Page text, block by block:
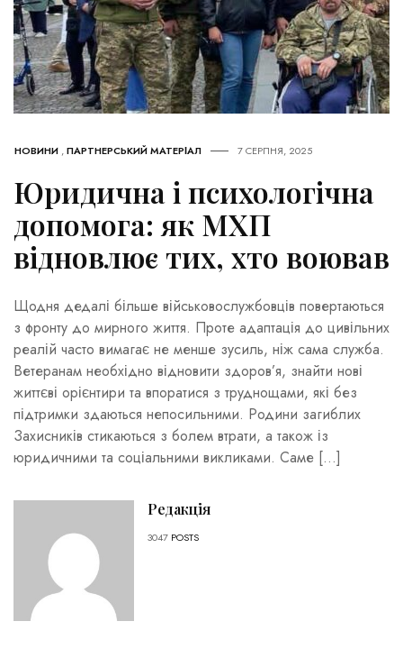
НОВИНИ ,ПАРТНЕРСЬКИЙ МАТЕРІАЛ 7 СЕРПНЯ, 2025
Юридична і психологічна
допомога: як МХП
відновлює тих, хто воював
Щодня дедалі більше військовослужбовців повертаються
з фронту до мирного життя. Проте адаптація до цивільних
реалій часто вимагає не менше зусиль, ніж сама служба.
Ветеранам необхідно відновити здоров’я, знайти нові
життєві орієнтири та впоратися з труднощами, які без
підтримки здаються непосильними. Родини загиблих
Захисників стикаються з болем втрати, а також із
юридичними та соціальними викликами. Саме […]
Редакція
3047 POSTS